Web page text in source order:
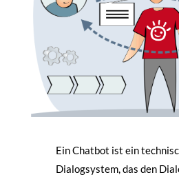
Ein Chatbot ist ein
Dialogsystem, das den